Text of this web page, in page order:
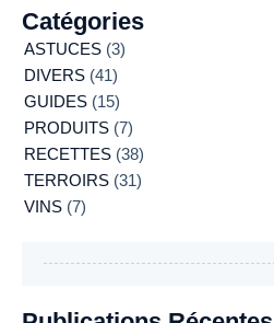
Catégories
ASTUCES(3)
DIVERS(41)
GUIDES(15)
PRODUITS(7)
RECETTES(38)
TERROIRS(31)
VINS(7)